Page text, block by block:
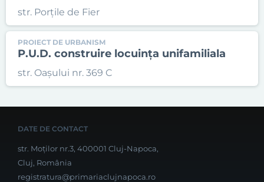
str. Porțile de Fier
PROIECT DE URBANISM
P.U.D. construire locuința unifamiliala
str. Oașului nr. 369 C
DATE DE CONTACT
str. Moților nr.3, 400001 Cluj-Napoca,
Cluj, România
registratura@primariaclujnapoca.ro